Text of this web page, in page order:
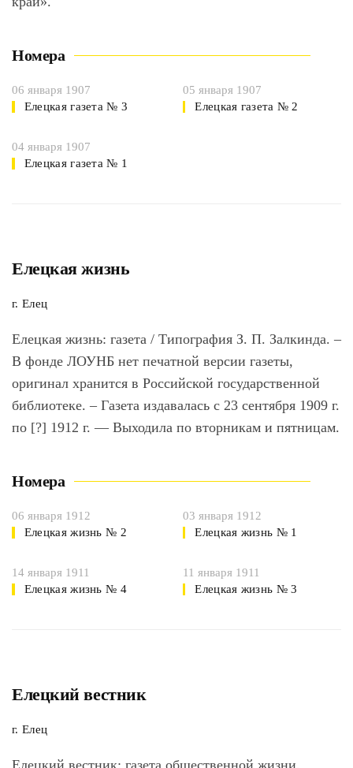
Номера
06 января 1907
Елецкая газета № 3
05 января 1907
Елецкая газета № 2
04 января 1907
Елецкая газета № 1
Елецкая жизнь
г. Елец
Елецкая жизнь: газета / Типография З. П. Залкинда. –
В фонде ЛОУНБ нет печатной версии газеты,
оригинал хранится в Российской государственной
библиотеке. – Газета издавалась с 23 сентября 1909 г.
по [?] 1912 г. — Выходила по вторникам и пятницам.
Номера
06 января 1912
Елецкая жизнь № 2
03 января 1912
Елецкая жизнь № 1
14 января 1911
Елецкая жизнь № 4
11 января 1911
Елецкая жизнь № 3
Елецкий вестник
г. Елец